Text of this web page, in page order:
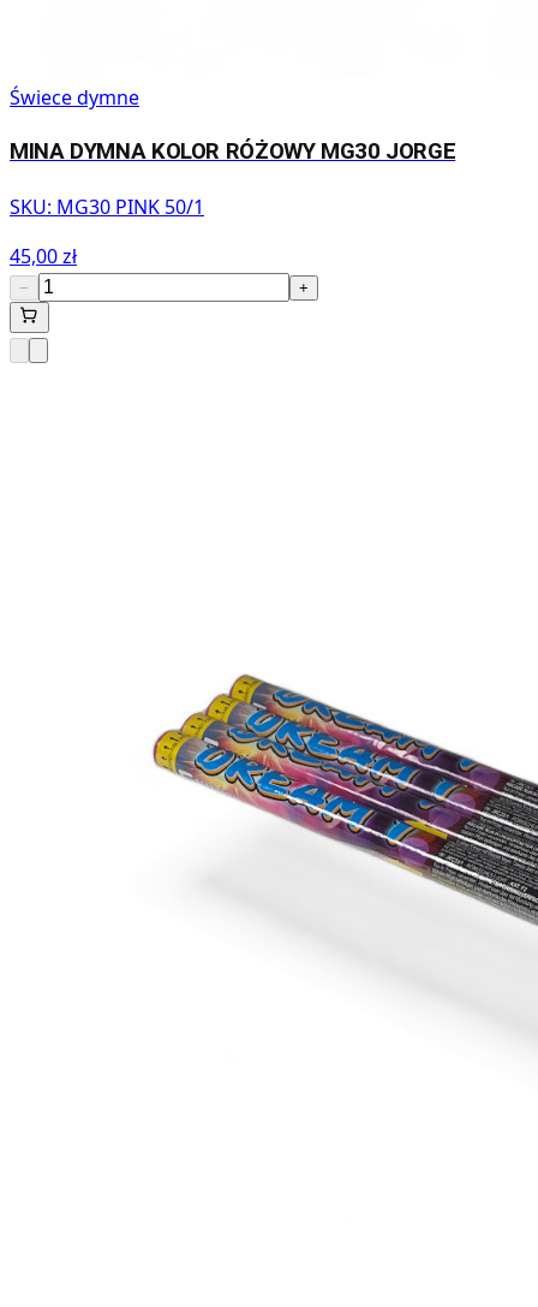
Świece dymne
MINA DYMNA KOLOR RÓŻOWY MG30 JORGE
SKU: MG30 PINK 50/1
45,00 zł
− +